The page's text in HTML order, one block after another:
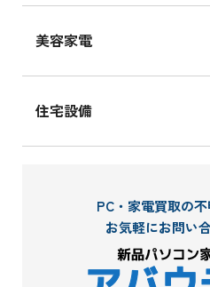
美容家電
住宅設備
PC・家電買取の
お気軽にお問い